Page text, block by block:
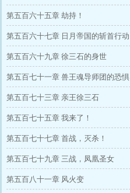
第五百六十五章 劫持！
第五百六十七章 日月帝国的斩首行动
第五百六十九章 徐三石的身世
第五百七十一章 兽王魂导师团的恐惧
第五百七十三章 亲王徐三石
第五百七十五章 我来了！
第五百七十七章 首战，灭杀！
第五百七十九章 三战，凤凰圣女
第五百八十一章 风火变